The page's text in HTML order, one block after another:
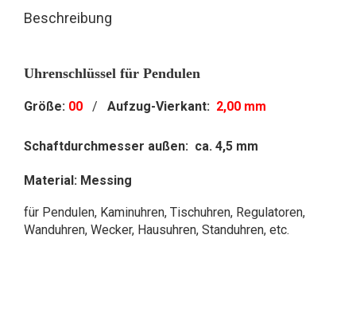
Beschreibung
Uhrenschlüssel für Pendulen
Größe: 00 / Aufzug-Vierkant: 2,00 mm
Schaftdurchmesser außen: ca. 4,5 mm
Material: Messing
für Pendulen, Kaminuhren, Tischuhren, Regulatoren,
Wanduhren, Wecker, Hausuhren, Standuhren, etc.